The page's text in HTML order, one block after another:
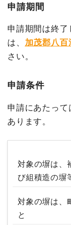
申請期間
申請期間は終
は、 加茂郡八
さい。
申請条件
申請にあたっ
あります。
対象の塀は、
び組積造の塀
対象の塀は、
と